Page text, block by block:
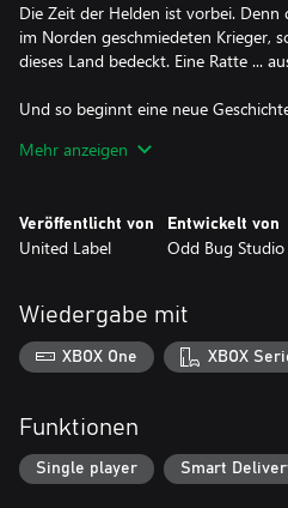
Die Zeit der Helden ist vorbei. Denn
im Norden geschmiedeten Krieger,
dieses Land bedeckt. Eine Ratte ...
Und so beginnt eine neue
Erkunde ein riesiges winterliches
ziehst, das vor einem totalen Krieg
Spüre die legendären Monster dieses
lasse dich mit seltenen Ressourcen
vernichtende Ausrüstung herstellst.
kolossalen Kreaturen wehren sich ...
Meistere brutale Kämpfe
und herausfordernden Kämpfe
Weiche Angriffen durch Abrollen
Mehr anzeigen
Veröffentlicht von
United Label
Entwickelt von
Odd Bug Studio
Wiedergabe mit
XBOX One XBOX
Funktionen
Single player Smart